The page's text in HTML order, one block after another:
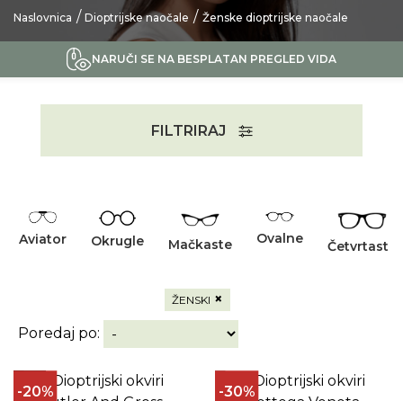
Naslovnica Dioptrijske naočale Ženske dioptrijske naočale
NARUČI SE NA BESPLATAN PREGLED VIDA
FILTRIRAJ
Aviator Okrugle Mačkaste Ovalne Četvrtaste
ŽENSKI ×
Poredaj po:
-20% -30%